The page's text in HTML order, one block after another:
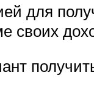
для
своих